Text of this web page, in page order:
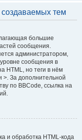
тем
большие
сообщения.
администратором,
сообщения в
HTML, но теги в нём
>. За дополнительной
по BBCode, ссылка на
и обработка HTML-кода